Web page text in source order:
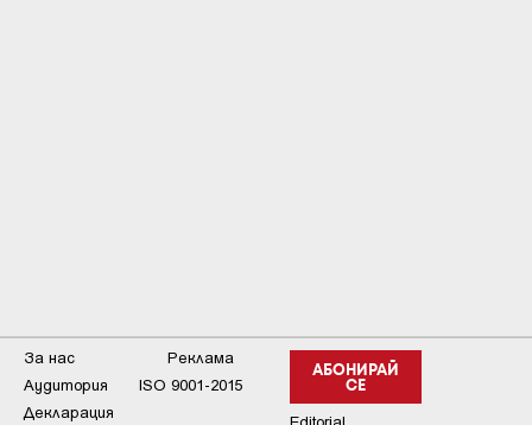
АБОНИРАЙ
СЕ
За нас
Реклама
Аудитория
ISO 9001-2015
Декларация